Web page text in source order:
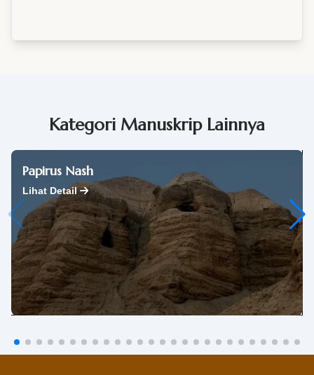
Kategori Manuskrip Lainnya
Papirus Nash
Lihat Detail